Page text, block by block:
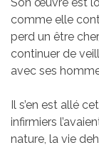
comme elle
perd un être
continuer de
avec ses
Il s’en est allé
infirmiers
nature, la vie